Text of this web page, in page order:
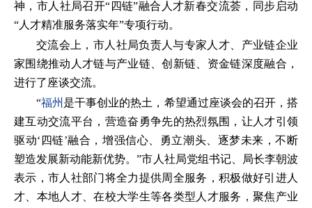
神，市人社局召开“四链”融合人才新春交流荟，同步启动
“人才精准服务落实年”专项行动。
交流会上，市人社局负责人与专家人才、产业链企业
家围绕推动人才链与产业链、创新链、资金链深度融合，
进行了座谈交流。
“福州 是干事创业的热土，希望通过座谈会的召开，搭
建互动交流平台，营造奋勇争先的热烈氛围，让人才引领
驱动‘四链’融合，增强信心、勇立潮头、逐梦未来，不断
塑造发展新动能新优势。”市人社局党组书记、局长李朝波
表示，市人社部门将全力提供周全服务，积极做好引进人
才、本地人才、在校大学生等各类型人才服务，聚焦产业